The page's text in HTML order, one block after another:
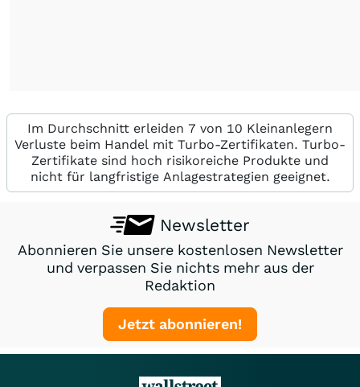
Im Durchschnitt erleiden 7 von 10 Kleinanlegern
Verluste beim Handel mit Turbo-Zertifikaten. Turbo-
Zertifikate sind hoch risikoreiche Produkte und
nicht für langfristige Anlagestrategien geeignet.
Newsletter
Abonnieren Sie unsere kostenlosen Newsletter
und verpassen Sie nichts mehr aus der
Redaktion
Jetzt abonnieren!